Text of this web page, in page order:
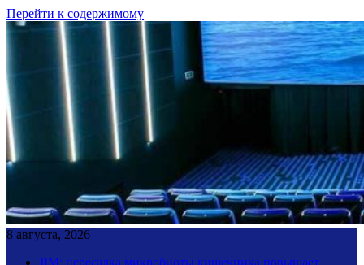
Перейти к содержимому
8 августа, 2026
JIM: пересадка микробиоты кишечника повышает